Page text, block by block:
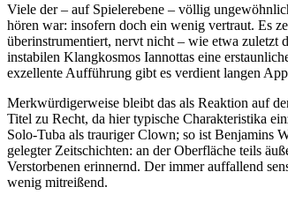
Viele der – auf Spielerebene – völlig
hören war: insofern doch ein wenig vertraut. Es
überinstrumentiert, nervt nicht – wie etwa zuletzt
instabilen Klangkosmos Iannottas eine
exzellente Aufführung gibt es verdient langen
Merkwürdigerweise bleibt das als Reaktion auf
Titel zu Recht, da hier typische Charakteristika
Solo-Tuba als trauriger Clown; so ist Benjamins
gelegter Zeitschichten: an der Oberfläche teils
Verstorbenen erinnernd. Der immer auffallend
wenig mitreißend.